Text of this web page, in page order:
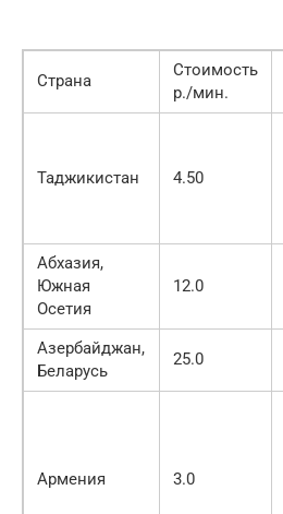
Страна
Стоимость
р./мин.
Таджикистан 4.50
Абхазия,
Южная
Осетия
12.0
Азербайджан,
Беларусь
25.0
Армения 3.0